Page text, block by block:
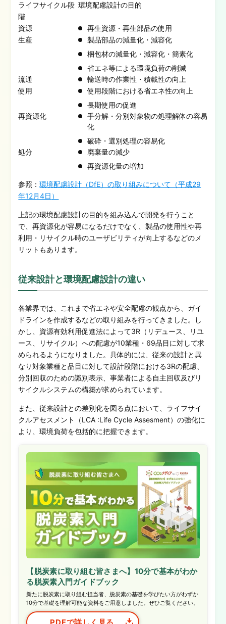
ライフサイクル段
階
環境配慮設計の目的
資源
再生資源・再生部品の使用
生産
製品部品の減量化・減容化
梱包材の減量化・減容化・簡素化
省エネ等による環境負荷の削減
流通
輸送時の作業性・積載性の向上
使用
使用段階における省エネ性の向上
長期使用の促進
再資源化
手分解・分別対象物の処理解体の容易
化
破砕・選別処理の容易化
処分
廃棄量の減少
再資源化量の増加
参照：環境配慮設計（DfE）の取り組みについて（平成29
年12月4日 ）
上記の環境配慮設計の目的を組み込んで開発を行うこと
で、再資源化が容易になるだけでなく、製品の使用性や再
利用・リサイクル時のユーザビリティが向上するなどのメ
リットもあります。
従来設計と環境配慮設計の違い
各業界では、これまで省エネや安全配慮の観点から
ガイ
ドラインを作成するなどの取り組みを行ってきました。し
かし、資源有効利用促進法によって3R（リデュース、リユ
ース、リサイクル）への配慮が10業種・ 69品目に対して求
められるようになりました。具体的には、従来の設計と異
なり対象業種と品目に対して設計段階における3Rの配慮、
分別回収のための識別表示、事業者による自主回収及びリ
サイクルシステムの構築が求められています。
また、従来設計との差別化を図る点において、ライフサイ
クルアセスメント（LCA :Life Cycle Assesment）の強化に
より、環境負荷を包括的に把握できます。
【脱炭素に取り組む皆さまへ】10分で基本がわか
る脱炭素入門ガイドブック
新たに脱炭素に取り組む担当者、脱炭素の基礎を学びたい方がわずか
10分で基礎を理解可能な資料をご用意しました。ぜひご覧ください。